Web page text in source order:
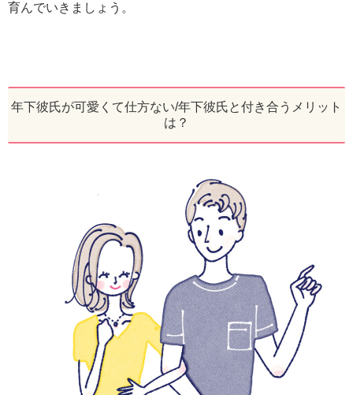
育んでいきましょう。
年下彼氏が可愛くて仕方ない/年下彼氏と付き合うメリット
は？